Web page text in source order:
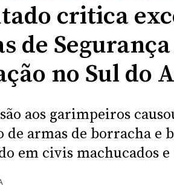
critica
de
no Sul do
aos garimpeiros
de armas de borracha e
em civis machucados